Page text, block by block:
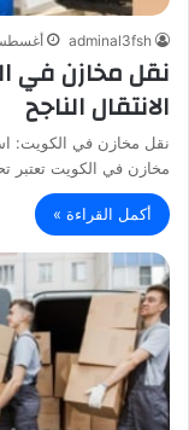
adminal3fsh أغسطس 11,
نقل مخازن في
الانتقال الناجح
نقل مخازن في الكويت:
مخازن في الكويت تعتبر
أكمل القراءة »